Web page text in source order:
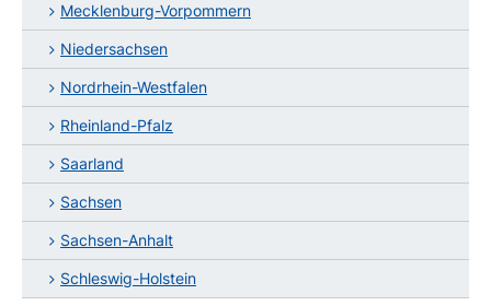
Mecklenburg-Vorpommern
Niedersachsen
Nordrhein-Westfalen
Rheinland-Pfalz
Saarland
Sachsen
Sachsen-Anhalt
Schleswig-Holstein